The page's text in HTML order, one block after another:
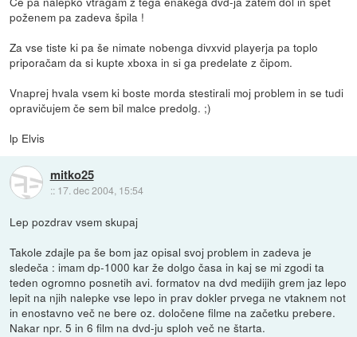
poženem pa zadeva špila !
Za vse tiste ki pa še nimate nobenga divxvid playerja pa toplo
priporačam da si kupte xboxa in si ga predelate z čipom.
Vnaprej hvala vsem ki boste morda stestirali moj problem in se tudi
opravičujem če sem bil malce predolg. ;)
lp Elvis
mitko25
:: 17. dec 2004, 15:54
Lep pozdrav vsem skupaj
Takole zdajle pa še bom jaz opisal svoj problem in zadeva je
sledeča : imam dp-1000 kar že dolgo časa in kaj se mi zgodi ta
teden ogromno posnetih avi. formatov na dvd medijih grem jaz lepo
lepit na njih nalepke vse lepo in prav dokler prvega ne vtaknem not
in enostavno več ne bere oz. določene filme na začetku prebere.
Nakar npr. 5 in 6 film na dvd-ju sploh več ne štarta.